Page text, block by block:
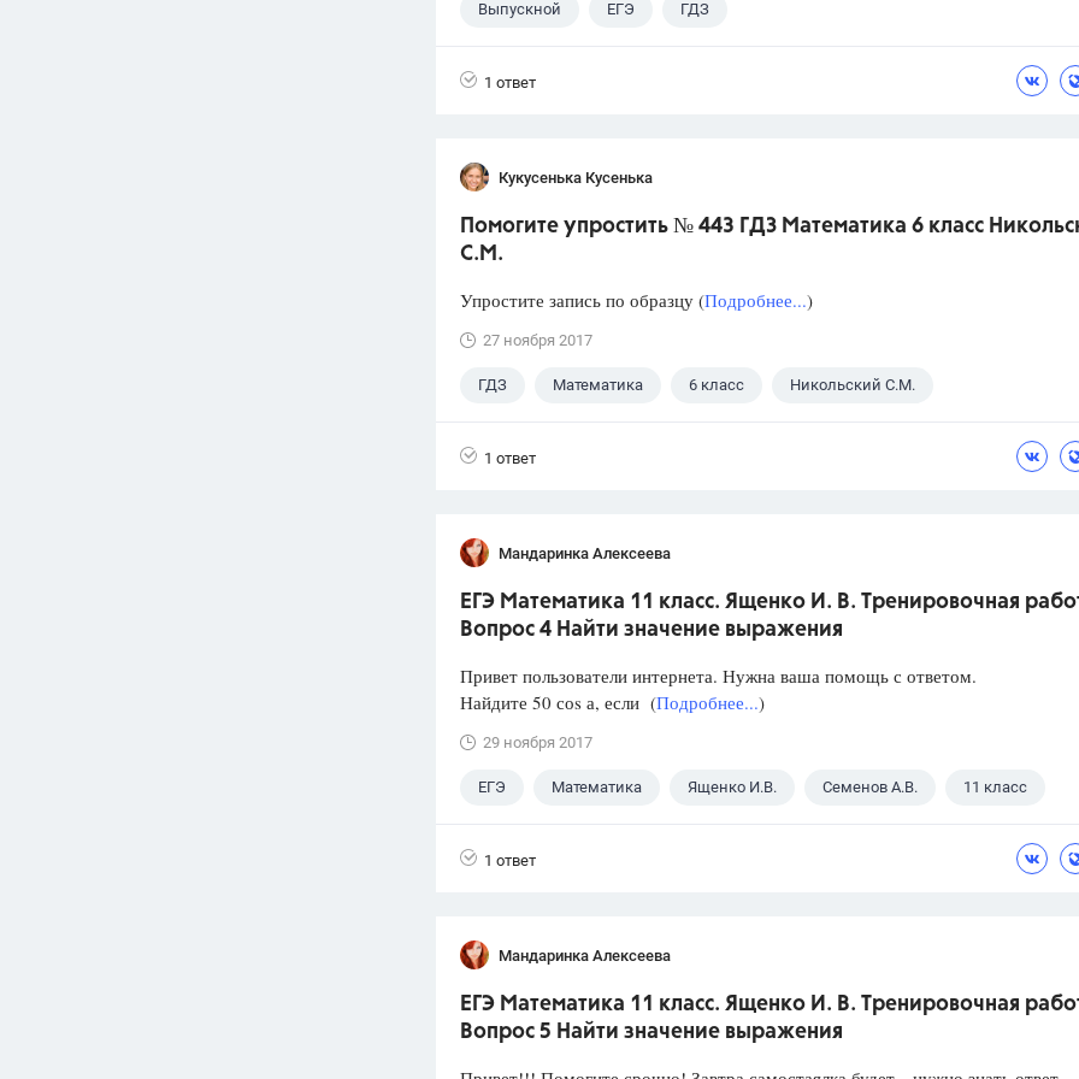
Выпускной ЕГЭ ГДЗ
1 ответ
Кукусенька Кусенька
Помогите упростить № 443 ГДЗ Математика 6 класс
С.М.
Упростите запись по образцу (Подробнее...)
27 ноября 2017
ГДЗ Математика 6 класс Никольский С.М.
1 ответ
Мандаринка Алексеева
ЕГЭ Математика 11 класс. Ященко И. В. Тренировочная
Вопрос 4 Найти значение выражения
Привет пользователи интернета. Нужна ваша помощь с ответом.
Найдите 50 соs а, если (Подробнее...)
29 ноября 2017
ЕГЭ Математика Ященко И.В. Семенов А.В. 11 класс
1 ответ
Мандаринка Алексеева
ЕГЭ Математика 11 класс. Ященко И. В. Тренировочная
Вопрос 5 Найти значение выражения